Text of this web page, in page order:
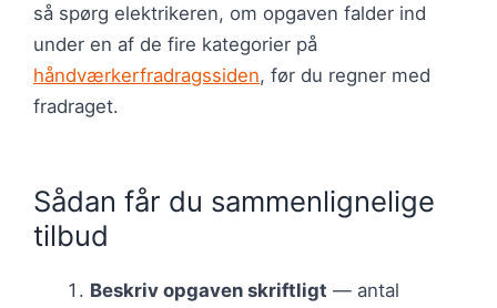
så spørg elektrikeren, om opgaven falder ind
under en af de fire kategorier på
håndværkerfradragssiden, før du regner med
fradraget.
Sådan får du sammenlignelige
tilbud
Beskriv opgaven skriftligt — antal